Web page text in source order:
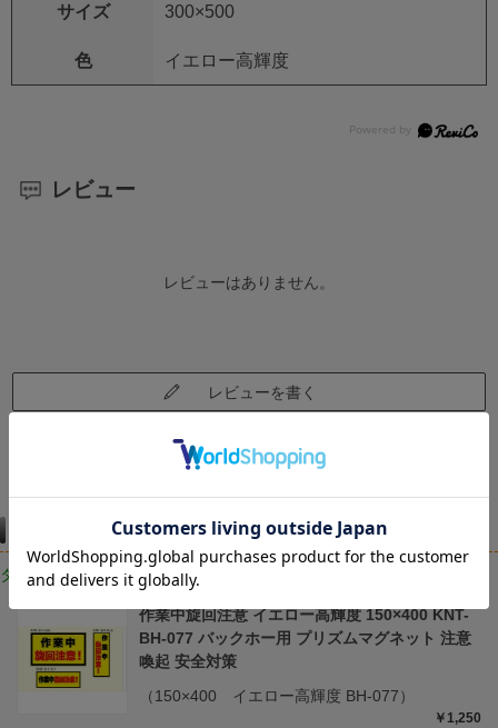
サイズ 300×500
色 イエロー高輝度
レビュー
レビューはありません。
レビューを書く
タイプ・サイズ違いはこちら
作業中旋回注意 イエロー高輝度 150×400 KNT-
BH-077 バックホー用 プリズムマグネット 注意
喚起 安全対策
（150×400 イエロー高輝度 BH-077）
￥1,250